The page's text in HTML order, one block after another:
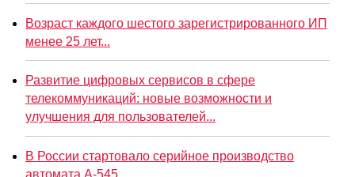
Возраст каждого шестого зарегистрированного ИП
менее 25 лет...
Развитие цифровых сервисов в сфере
телекоммуникаций: новые возможности и
улучшения для пользователей...
В России стартовало серийное производство
автомата А-545...